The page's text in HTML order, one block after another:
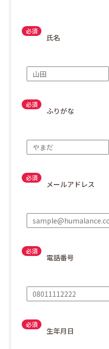
氏名
ふりがな
メールアドレス
電話番号
生年月日